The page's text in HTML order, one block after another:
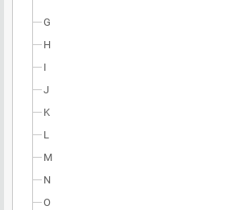
G
H
I
J
K
L
M
N
O